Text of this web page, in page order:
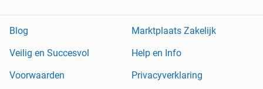
Blog
Marktplaats Zakelijk
Veilig en Succesvol
Help en Info
Voorwaarden
Privacyverklaring